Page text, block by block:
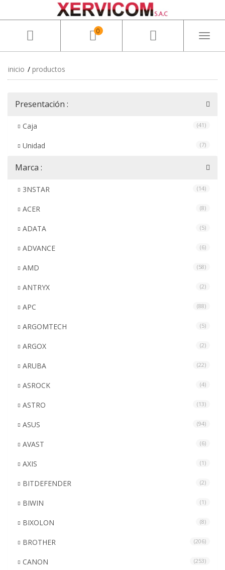
0
inicio productos
Presentación :
Caja (41)
Unidad (7)
Marca :
3NSTAR (14)
ACER (8)
ADATA (5)
ADVANCE (6)
AMD (58)
ANTRYX (2)
APC (88)
ARGOMTECH (5)
ARGOX (2)
ARUBA (22)
ASROCK (4)
ASTRO (13)
ASUS (94)
AVAST (6)
AXIS (1)
BITDEFENDER (2)
BIWIN (1)
BIXOLON (8)
BROTHER (206)
CANON (253)